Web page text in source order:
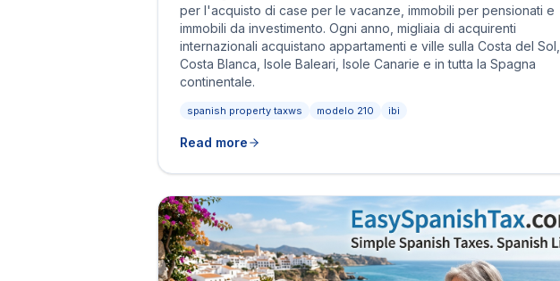
per l'acquisto di case per le vacanze, immobili per pensionati e
immobili da investimento. Ogni anno, migliaia di acquirenti
internazionali acquistano appartamenti e ville sulla Costa del Sol,
Costa Blanca, Isole Baleari, Isole Canarie e in tutta la Spagna
continentale.
spanish property taxws modelo 210 ibi
Read more